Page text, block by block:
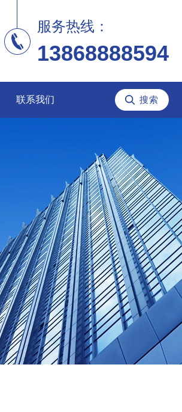
服务热线：
13868888594
联系我们